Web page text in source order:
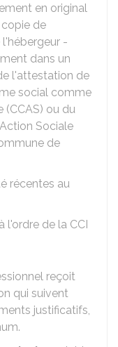
en original
de
-
dans un
l'attestation de
social comme
(CCAS) ou du
Sociale
de
récentes au
l'ordre de la CCI
reçoit
qui suivent
justificatifs,